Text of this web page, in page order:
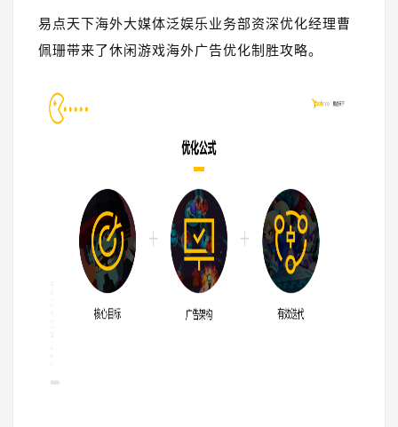
易点天下海外大媒体泛娱乐业务部资深优化经理曹
佩珊带来了休闲游戏海外广告优化制胜攻略。